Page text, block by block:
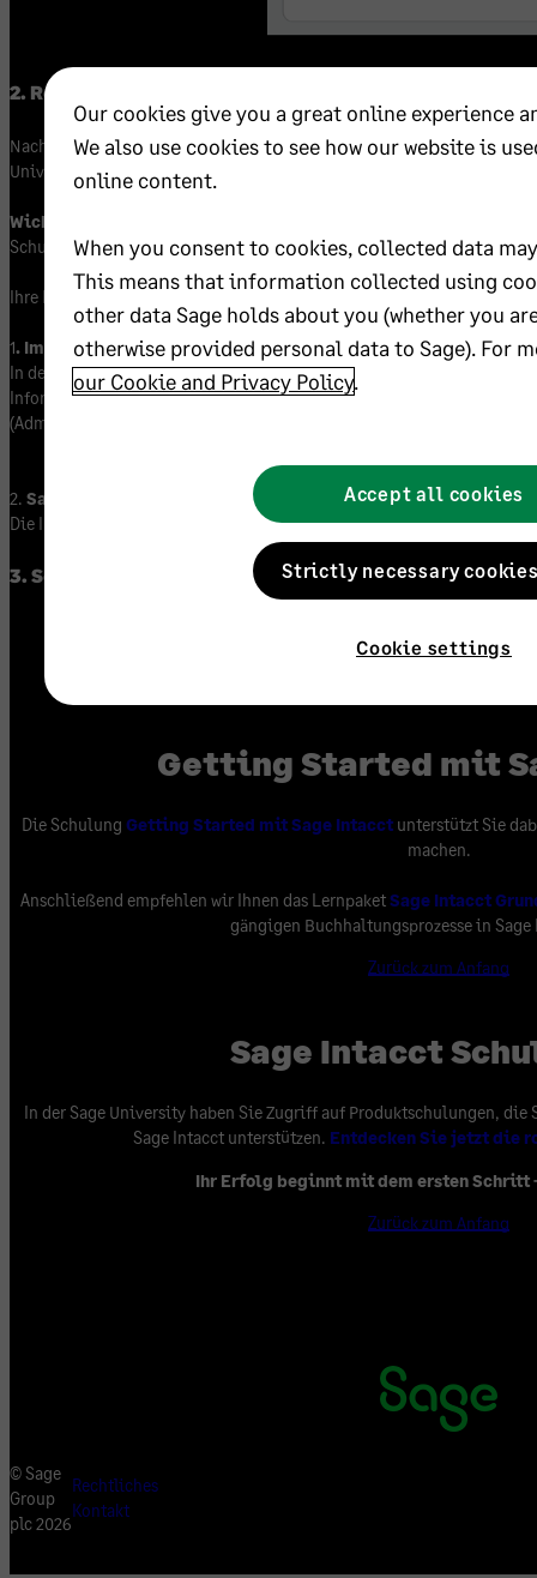
2. Registrierungsformular ausfüllen
Nach der Weiterleitung zum Registrierungsformular bitten wir Sie,
University-Profil zu erstellen.
Wichtig
Schulungen und Vorteilen zu erhalten, die Ihrem Unternehmen zur
Ihre Kundennummer (Kunden-ID) finden Sie hier:
1. Im Produkt:
In der AnwendungUnternehmen > Einrichtung > Konfiguration >
Informationen”
(Administratorrechte und Berechtigungen zum Anzeigen erforderlich)
2. Sage Intacct-Rechnung:
Die ID beginnt mit einem „C“, gefolgt von mehreren Ziffern.
3. Schulung auswählen und anmelden
Getting Started mit
Die Schulung Getting Started mit Sage Intacctunterstützt Sie
machen.
Anschließend empfehlen wir Ihnen das LernpaketSage Intacct
gängigen Buchhaltungsprozesse in
Zurück zum Anfang
Sage Intacct
In der Sage University haben Sie Zugriff auf Produktschulungen,
Sage Intacct unterstützen. Entdecken Sie jetzt die
Ihr Erfolg beginnt mit dem ersten Schritt
Zurück zum Anfang
©Sage
Group
plc2026
Rechtliches
Kontakt
Our cookies give you a great online experience
We also use cookies to see how our website is
online content.
When you consent to cookies, collected data
This means that information collected using
other data Sage holds about you (whether you
otherwise provided personal data to Sage). For
our Cookie and Privacy Policy.
Cookie settings
Strictly necessary
Accept all cookies